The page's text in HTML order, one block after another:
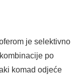
je selektivno
po
komad odjeće